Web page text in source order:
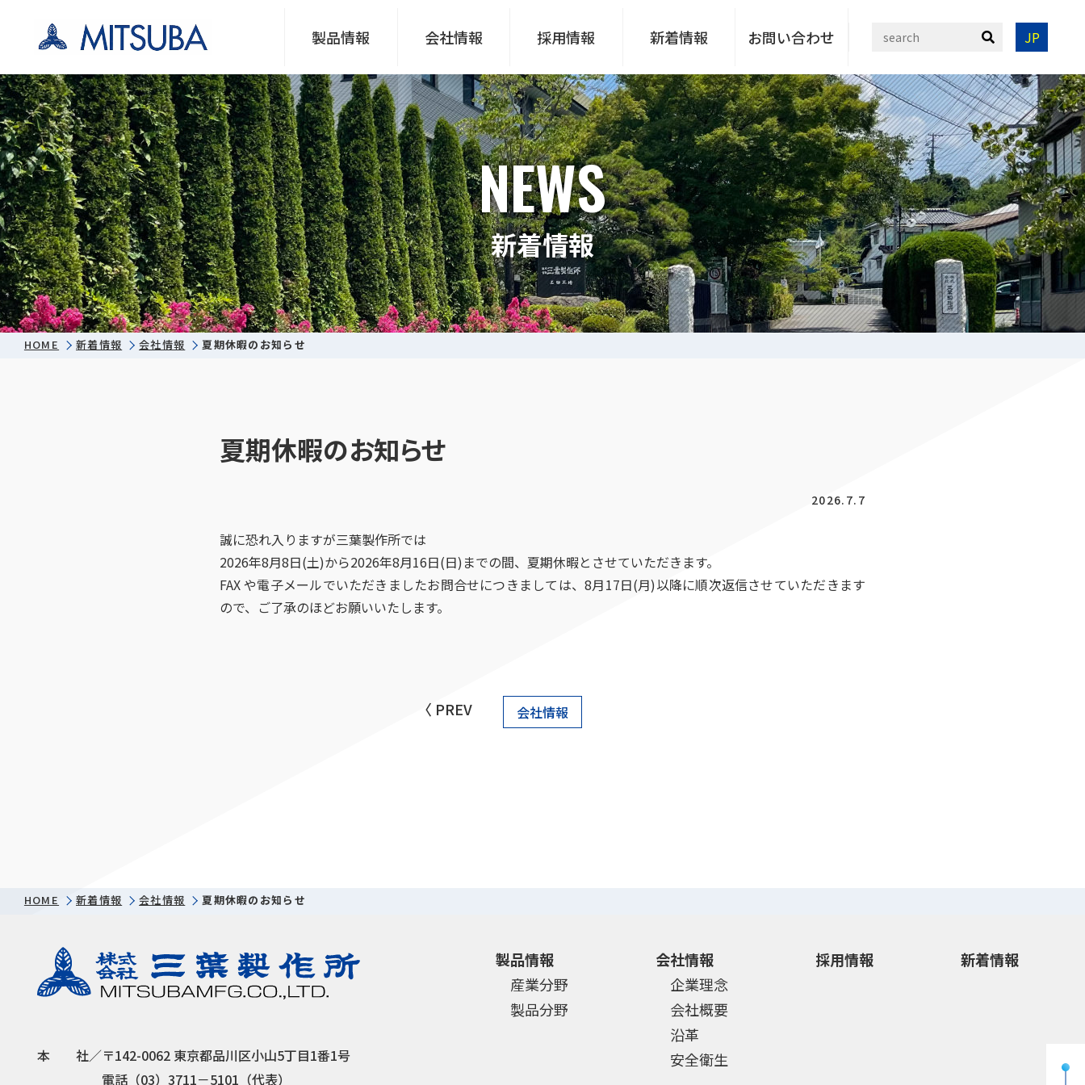
製品情報 会社情報 採用情報 新着情報 お問い合わせ
新着情報
NEWS
HOME 新着情報 会社情報 夏期休暇のお知らせ
夏期休暇のお知らせ
2026.7.7
誠に恐れ入りますが三葉製作所では
2026年8月8日(土)から2026年8月16日(日)までの間、夏期休暇とさせていただきます。
FAX や電子メールでいただきましたお問合せにつきましては、8月17日(月)以降に順次返信させていただきます
ので、ご了承のほどお願いいたします。
〈 PREV 会社情報
HOME 新着情報 会社情報 夏期休暇のお知らせ
本 社／〒142-0062 東京都品川区小山5丁目1番1号
電話（03）3711－5101（代表）
製品情報
産業分野
製品分野
会社情報
企業理念
会社概要
沿革
安全衛生
採用情報 新着情報